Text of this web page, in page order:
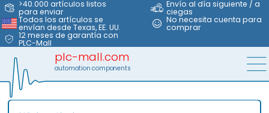
>40.000 artículos listos
para enviar
Envío al día siguiente / a
ciegas
Todos los artículos se
envían desde Texas, EE. UU.
No necesita cuenta para
comprar
12 meses de garantía con
PLC-Mall
plc-mall.com
automation components